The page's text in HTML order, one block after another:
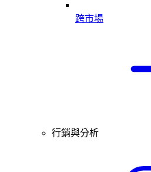
跨市場
行銷與分析